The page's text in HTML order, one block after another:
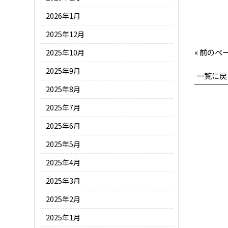
« 前のペ
一覧に
2026年1月
2025年12月
2025年10月
2025年9月
2025年8月
2025年7月
2025年6月
2025年5月
2025年4月
2025年3月
2025年2月
2025年1月